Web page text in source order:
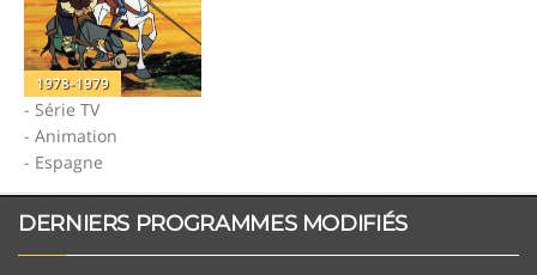
1978-1979
- Série TV
- Animation
- Espagne
DERNIERS PROGRAMMES MODIFIÉS